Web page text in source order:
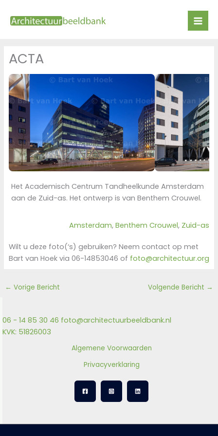
naar
ACTA
Het Academisch Centrum Tandheelkunde Amsterdam
aan de Zuid-as. Het ontwerp is van Benthem Crouwel.
Amsterdam, Benthem Crouwel, Zuid-as
Wilt u deze foto(‘s) gebruiken? Neem contact op met
Bart van Hoek via 06-14853046 of foto@architectuur.org
← Vorige Bericht Volgende Bericht →
06 - 14 85 30 46 foto@architectuurbeeldbank.nl
KVK: 51826003
Algemene Voorwaarden
Privacyverklaring